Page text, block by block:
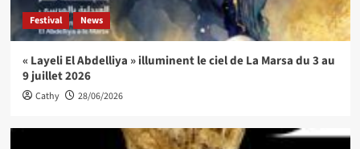
Festival News
« Layeli El Abdelliya » illuminent le ciel de La Marsa du 3 au
9 juillet 2026
Cathy 28/06/2026